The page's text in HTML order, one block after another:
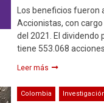
Los beneficios
Accionistas, con
del 2021. El dividendo
tiene 553.068
Leer más
Colombia